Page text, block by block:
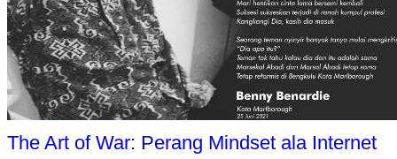
The Art of War: Perang Mindset ala Internet